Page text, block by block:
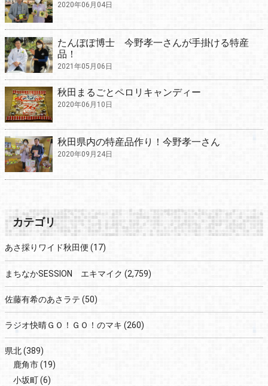
2020年06月04日
たんぽぽ博士 今野孝一さんが手掛ける特産
品！
2021年05月06日
秋田まるごとペロリキャンディー
2020年06月10日
秋田県内の特産品作り！今野孝一さん
2020年09月24日
カテゴリ
あさ採りワイド秋田便 (17)
まちなかSESSION エキマイク (2,759)
佐藤有希のあさラテ (50)
ラジオ快晴ＧＯ！ＧＯ！のマキ (260)
県北(389)
鹿角市(19)
小坂町(6)